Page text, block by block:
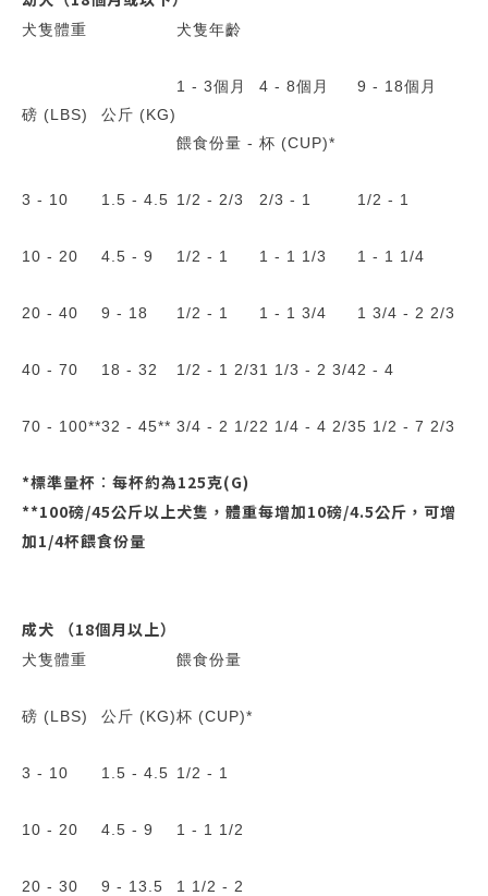
犬隻體重 犬隻年齡
磅 (LBS) 公斤 (KG)
1 - 3個月 4 - 8個月 9 - 18個月
餵食份量 - 杯 (CUP)*
3 - 10 1.5 - 4.5 1/2 - 2/3 2/3 - 1 1/2 - 1
10 - 20 4.5 - 9 1/2 - 1 1 - 1 1/3 1 - 1 1/4
20 - 40 9 - 18 1/2 - 1 1 - 1 3/4 1 3/4 - 2 2/3
40 - 70 18 - 32 1/2 - 1 2/31 1/3 - 2 3/42 - 4
70 - 100**32 - 45** 3/4 - 2 1/22 1/4 - 4 2/35 1/2 - 7 2/3
*標準量杯︰每杯約為125克(G)
**100磅/45公斤以上犬隻，體重每增加10磅/4.5公斤，可增
加1/4杯餵食份量
成犬 （18個月以上）
犬隻體重 餵食份量
磅 (LBS) 公斤 (KG)杯 (CUP)*
3 - 10 1.5 - 4.5 1/2 - 1
10 - 20 4.5 - 9 1 - 1 1/2
20 - 30 9 - 13.5 1 1/2 - 2